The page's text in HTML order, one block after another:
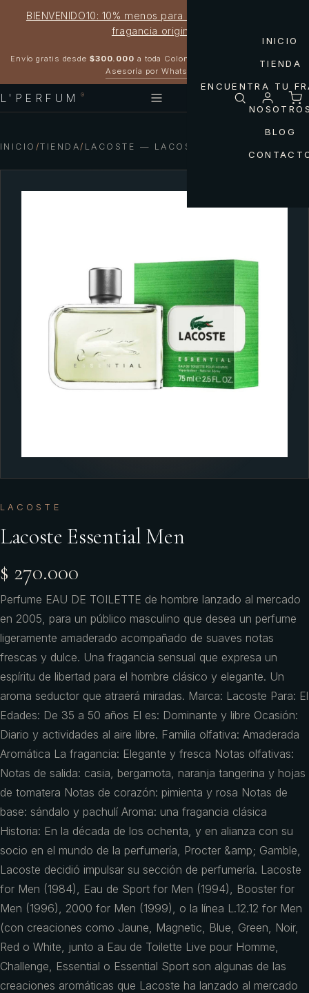
BIENVENIDO10: 10% menos para estrenar tu próxima
fragancia original
Envío gratis desde $300.000 a toda Colombia
Asesoría por WhatsApp
L'PERFUM ®
INICIO
TIENDA
ENCUENTRA TU
BLOG
INICIO /TIENDA/ LACOSTE — LACOSTE ESSENTIAL MEN
LACOSTE
Lacoste Essential Men
$ 270.000
Perfume EAU DE TOILETTE de hombre lanzado al mercado
en 2005, para un público masculino que desea un perfume
ligeramente amaderado acompañado de suaves notas
frescas y dulce. Una fragancia sensual que expresa un
espíritu de libertad para el hombre clásico y elegante. Un
aroma seductor que atraerá miradas. Marca: Lacoste Para: El
Edades: De 35 a 50 años El es: Dominante y libre Ocasión:
Diario y actividades al aire libre. Familia olfativa: Amaderada
Aromática La fragancia: Elegante y fresca Notas olfativas:
Notas de salida: casia, bergamota, naranja tangerina y hojas
de tomatera Notas de corazón: pimienta y rosa Notas de
base: sándalo y pachulí Aroma: una fragancia clásica
Historia: En la década de los ochenta, y en alianza con su
socio en el mundo de la perfumería, Procter &amp; Gamble,
Lacoste decidió impulsar su sección de perfumería. Lacoste
for Men (1984), Eau de Sport for Men (1994), Booster for
Men (1996), 2000 for Men (1999), o la línea L.12.12 for Men
(con creaciones como Jaune, Magnetic, Blue, Green, Noir,
Red o White, junto a Eau de Toilette Live pour Homme,
Challenge, Essential o Essential Sport son algunas de las
creaciones aromáticas que Lacoste ha lanzado al mercado